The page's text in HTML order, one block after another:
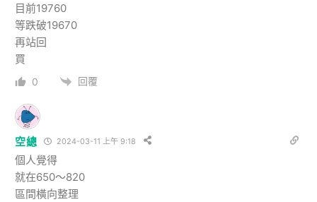
目前19760
等跌破19670
再站回
買
0 回覆
空總 2024-03-11 上午 9:18
個人覺得
就在650～820
區間橫向整理